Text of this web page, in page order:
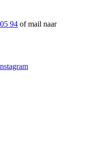
94 of mail naar